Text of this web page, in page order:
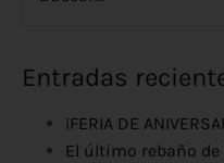
Entradas
¡FERIA DE
El último rebaño